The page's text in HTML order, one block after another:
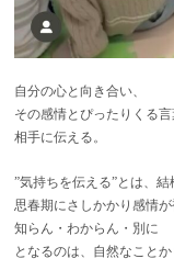
自分の心と向き合い、
その感情とぴったりくる言
相手に伝える。
”気持ちを伝える”とは、結
思春期にさしかかり感情
知らん・わからん・別に
となるのは、自然なことか